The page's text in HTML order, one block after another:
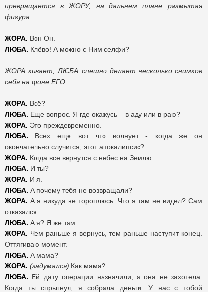
превращается в ЖОРУ, на дальнем плане размытая
фигура.
ЖОРА. Вон Он.
ЛЮБА. Клёво! А можно с Ним селфи?
ЖОРА кивает, ЛЮБА спешно делает несколько снимков
себя на фоне ЕГО.
ЖОРА. Всё?
ЛЮБА. Еще вопрос. Я где окажусь – в аду или в раю?
ЖОРА. Это преждевременно.
ЛЮБА. Всех еще вот что волнует - когда же он
окончательно случится, этот апокалипсис?
ЖОРА. Когда все вернутся с небес на Землю.
ЛЮБА. И ты?
ЖОРА. И я.
ЛЮБА. А почему тебя не возвращали?
ЖОРА. А я никуда не тороплюсь. Что я там не видел? Сам
отказался.
ЛЮБА. А я? Я же там.
ЖОРА. Чем раньше я вернусь, тем раньше наступит конец.
Оттягиваю момент.
ЛЮБА. А мама?
ЖОРА. (задумался) Как мама?
ЛЮБА. Ей дату операции назначили, а она не захотела.
Когда ты спрыгнул, я собрала деньги. У нас с тобой